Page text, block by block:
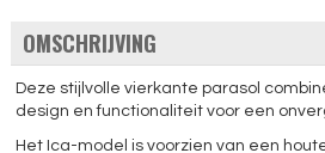
OMSCHRIJVING
Deze stijlvolle vierkante parasol
design en functionaliteit voor een
Het Ica-model is voorzien van een